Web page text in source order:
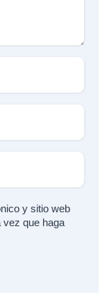
y sitio web
vez que haga